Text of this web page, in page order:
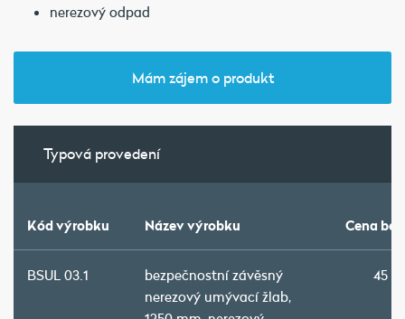
nerezový odpad
Mám zájem o produkt
Typová provedení
Kód výrobku Název výrobku Cena
BSUL 03.1
bezpečnostní závěsný
nerezový umývací žlab,
45